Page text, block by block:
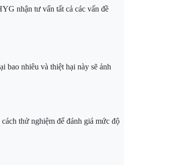
nhận tư vấn tất cả các vấn đề
bao nhiêu và thiệt hại này sẽ ảnh
thử nghiệm để đánh giá mức độ